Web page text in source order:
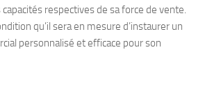
respectives de sa force de vente.
qu’il sera en mesure d’instaurer un
personnalisé et efficace pour son